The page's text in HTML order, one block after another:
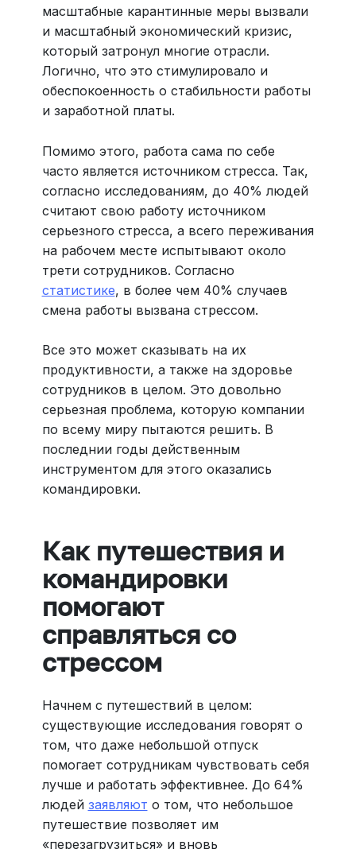
масштабные карантинные меры вызвали
и масштабный экономический кризис,
который затронул многие отрасли.
Логично, что это стимулировало и
обеспокоенность о стабильности работы
и заработной платы.
Помимо этого, работа сама по себе
часто является источником стресса. Так,
согласно исследованиям, до 40% людей
считают свою работу источником
серьезного стресса, а всего переживания
на рабочем месте испытывают около
трети сотрудников. Согласно
статистике, в более чем 40% случаев
смена работы вызвана стрессом.
Все это может сказывать на их
продуктивности, а также на здоровье
сотрудников в целом. Это довольно
серьезная проблема, которую компании
по всему миру пытаются решить. В
последнии годы действенным
инструментом для этого оказались
командировки.
Как путешествия и
командировки
помогают
справляться со
стрессом
Начнем с путешествий в целом:
существующие исследования говорят о
том, что даже небольшой отпуск
помогает сотрудникам чувствовать себя
лучше и работать эффективнее. До 64%
людей заявляют о том, что небольшое
путешествие позволяет им
«перезагрузиться» и вновь